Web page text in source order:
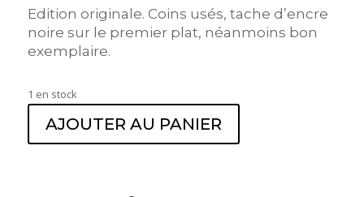
Edition originale. Coins usés, tache d’encre
noire sur le premier plat, néanmoins bon
exemplaire.
1 en stock
AJOUTER AU PANIER